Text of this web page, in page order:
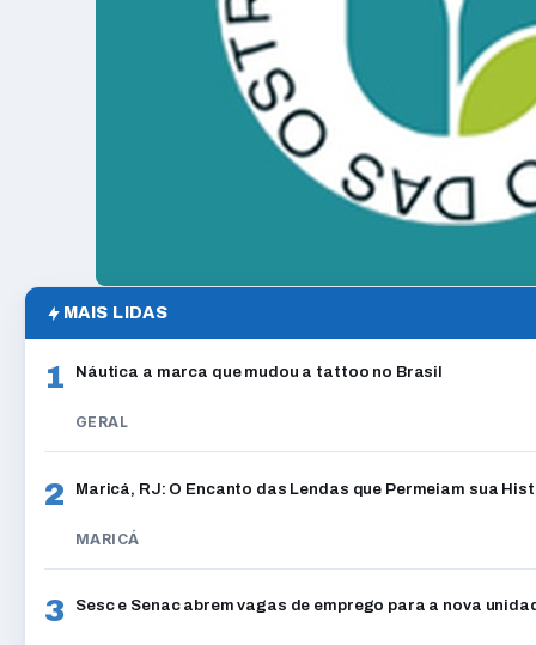
MAIS LIDAS
1 Náutica a marca que mudou a tattoo no Brasil
GERAL
2 Maricá, RJ: O Encanto das Lendas que Permeiam sua
MARICÁ
3 Sesc e Senac abrem vagas de emprego para a nova